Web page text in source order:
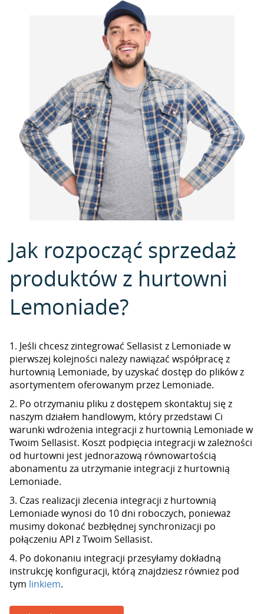
Jak rozpocząć sprzedaż
produktów z hurtowni
Lemoniade?
1. Jeśli chcesz zintegrować Sellasist z Lemoniade w
pierwszej kolejności należy nawiązać współpracę z
hurtownią Lemoniade, by uzyskać dostęp do plików z
asortymentem oferowanym przez Lemoniade.
2. Po otrzymaniu pliku z dostępem skontaktuj się z
naszym działem handlowym, który przedstawi Ci
warunki wdrożenia integracji z hurtownią Lemoniade w
Twoim Sellasist. Koszt podpięcia integracji w zależności
od hurtowni jest jednorazową równowartością
abonamentu za utrzymanie integracji z hurtownią
Lemoniade.
3. Czas realizacji zlecenia integracji z hurtownią
Lemoniade wynosi do 10 dni roboczych, ponieważ
musimy dokonać bezbłędnej synchronizacji po
połączeniu API z Twoim Sellasist.
4. Po dokonaniu integracji przesyłamy dokładną
instrukcję konfiguracji, którą znajdziesz również pod
tym linkiem.